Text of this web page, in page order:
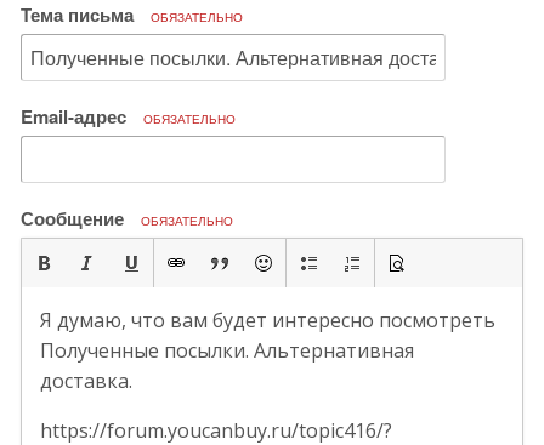
Тема письма ОБЯЗАТЕЛЬНО
Email-адрес ОБЯЗАТЕЛЬНО
Сообщение ОБЯЗАТЕЛЬНО
Я думаю, что вам будет интересно посмотреть
Полученные посылки. Альтернативная
доставка.
https://forum.youcanbuy.ru/topic416/?